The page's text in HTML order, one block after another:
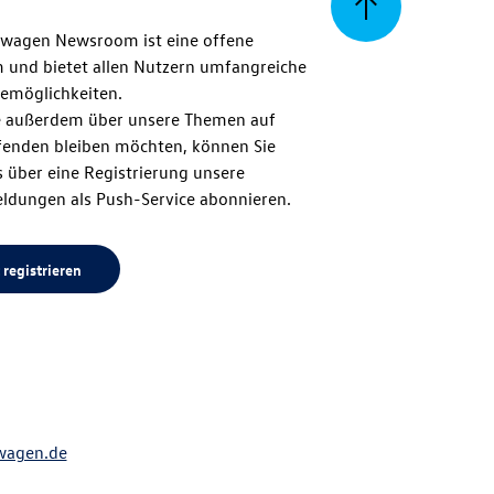
Zurück
Newsroom ist eine offene
und bietet allen Nutzern umfangreiche
außerdem über unsere Themen auf
bleiben möchten, können Sie
über eine Registrierung unsere
als Push-Service abonnieren.
registrieren